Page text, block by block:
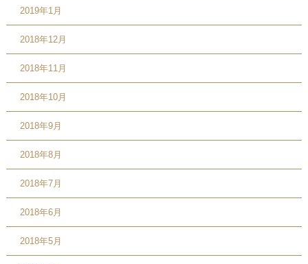
2019年1月
2018年12月
2018年11月
2018年10月
2018年9月
2018年8月
2018年7月
2018年6月
2018年5月